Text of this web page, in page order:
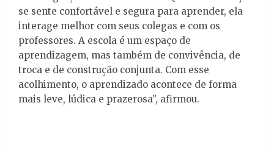
se sente confortável e segura para aprender, ela
interage melhor com seus colegas e com os
professores. A escola é um espaço de
aprendizagem, mas também de convivência, de
troca e de construção conjunta. Com esse
acolhimento, o aprendizado acontece de forma
mais leve, lúdica e prazerosa”, afirmou.